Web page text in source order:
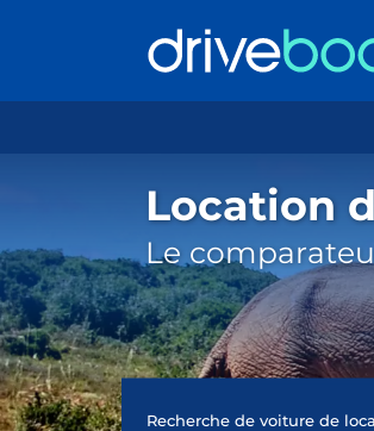
Location
Le
Recherche de voiture de